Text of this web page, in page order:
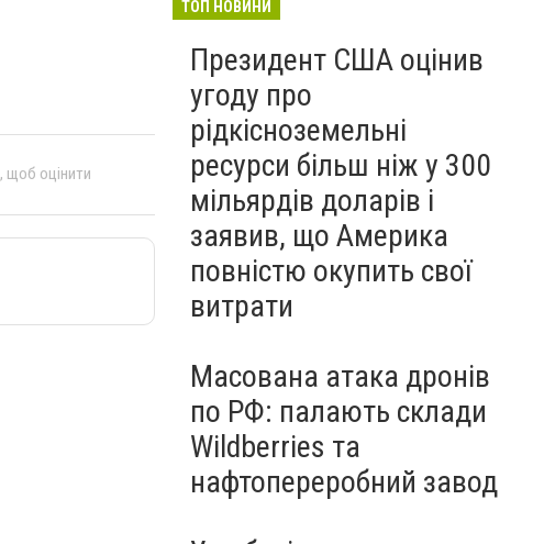
, щоб оцінити
окупить свої витрати
ТОП НОВИНИ
Президент США оцінив
угоду про
рідкісноземельні
ресурси більш ніж у 300
мільярдів доларів і
заявив, що Америка
повністю окупить свої
витрати
Масована атака дронів
по РФ: палають склади
Wildberries та
нафтопереробний завод